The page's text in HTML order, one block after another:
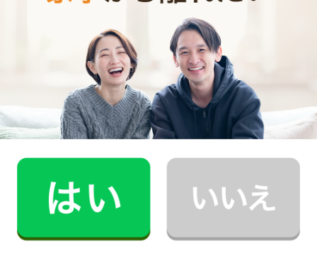
東住吉区で働く家事代行キャストの声
家事代行キャストAさん (家事歴35年)
家事歴35年ですが掃除歴は40年以上、若い時からの掃除好き
背が高いので高所まで作業できます
お客様にお会いできるのを楽しみに致しております